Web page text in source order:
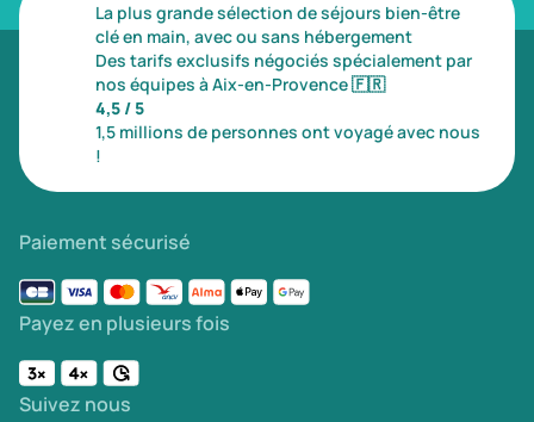
La plus grande sélection de séjours bien-être
clé en main, avec ou sans hébergement
Des tarifs exclusifs négociés spécialement par
nos équipes à Aix-en-Provence🇫🇷
4,5 / 5
1,5 millions de personnes ont voyagé avec nous
!
Paiement sécurisé
Payez en plusieurs fois
Suivez nous